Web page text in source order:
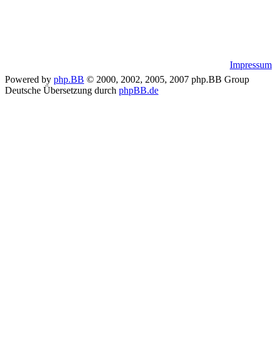
Impressum
Powered by php.BB © 2000, 2002, 2005, 2007 php.BB Group
Deutsche Übersetzung durch phpBB.de